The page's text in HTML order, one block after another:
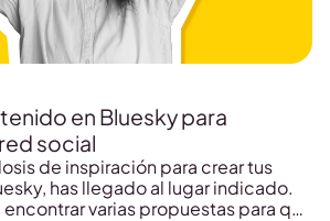
en Bluesky para
social
de inspiración para crear tus
has llegado al lugar indicado.
varias propuestas para que